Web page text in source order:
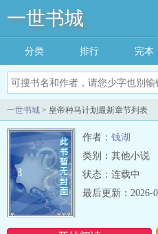
一世书城
分类 排行 完本
一世书城 > 皇帝种马计划最新章节列表
作者： 钱湖
类别：其他小说
状态：连载中
最后更新：2026-